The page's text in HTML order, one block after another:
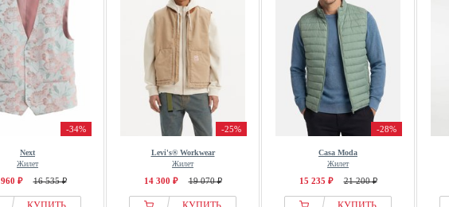
-34%
Next
Жилет
₽ 16 535 ₽
-25%
Levi's® Workwear
Жилет
14 300 ₽ 19 070 ₽
-28%
Casa Moda
Жилет
15 235 ₽ 21 200 ₽